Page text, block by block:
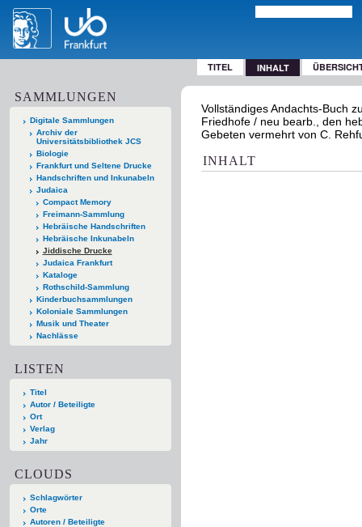
TITEL INHALT
SAMMLUNGEN
Digitale Sammlungen
Archiv der
Universitätsbibliothek JCS
Biologie
Frankfurt und Seltene Drucke
Handschriften und Inkunabeln
Judaica
Compact Memory
Freimann-Sammlung
Hebräische Handschriften
Hebräische Inkunabeln
Jiddische Drucke
Judaica Frankfurt
Kataloge
Rothschild-Sammlung
Kinderbuchsammlungen
Koloniale Sammlungen
Musik und Theater
Nachlässe
LISTEN
Titel
Autor / Beteiligte
Ort
Verlag
Jahr
CLOUDS
Schlagwörter
Orte
Autoren / Beteiligte
Vollständiges Andachts-Buch
Friedhofe / neu bearb., den
Gebeten vermehrt von C.
INHALT